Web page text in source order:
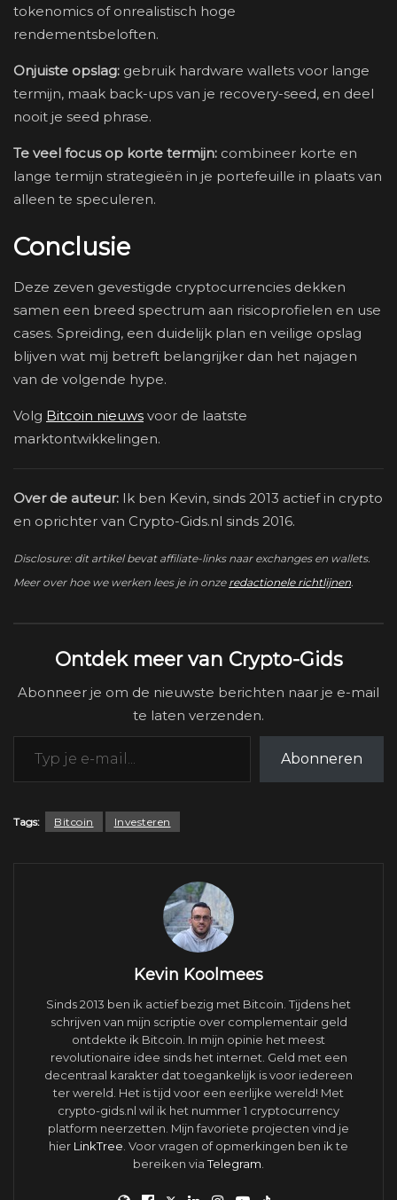
tokenomics of onrealistisch hoge
rendementsbeloften.
Onjuiste opslag: gebruik hardware wallets voor lange
termijn, maak back-ups van je recovery-seed, en deel
nooit je seed phrase.
Te veel focus op korte termijn: combineer korte en
lange termijn strategieën in je portefeuille in plaats van
alleen te speculeren.
Conclusie
Deze zeven gevestigde cryptocurrencies dekken
samen een breed spectrum aan risicoprofielen en use
cases. Spreiding, een duidelijk plan en veilige opslag
blijven wat mij betreft belangrijker dan het najagen
van de volgende hype.
Volg Bitcoin nieuws voor de laatste
marktontwikkelingen.
Over de auteur: Ik ben Kevin, sinds 2013 actief in crypto
en oprichter van Crypto-Gids.nl sinds 2016.
Disclosure: dit artikel bevat affiliate-links naar exchanges en wallets.
Meer over hoe we werken lees je in onze redactionele richtlijnen.
Ontdek meer van Crypto-Gids
Abonneer je om de nieuwste berichten naar je e-mail
te laten verzenden.
Typ je e-mail...
Abonneren
Tags: Bitcoin Investeren
Kevin Koolmees
Sinds 2013 ben ik actief bezig met Bitcoin. Tijdens het
schrijven van mijn scriptie over complementair geld
ontdekte ik Bitcoin. In mijn opinie het meest
revolutionaire idee sinds het internet. Geld met een
decentraal karakter dat toegankelijk is voor iedereen
ter wereld. Het is tijd voor een eerlijke wereld! Met
crypto-gids.nl wil ik het nummer 1 cryptocurrency
platform neerzetten. Mijn favoriete projecten vind je
hier LinkTree . Voor vragen of opmerkingen ben ik te
bereiken viaTelegram